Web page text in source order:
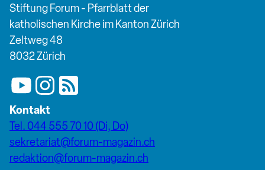
Stiftung Forum - Pfarrblatt der
katholischen Kirche im Kanton Zürich
Zeltweg 48
8032 Zürich
Kontakt
Tel. 044 555 70 10 (Di, Do)
sekretariat@forum-magazin.ch
redaktion@forum-magazin.ch